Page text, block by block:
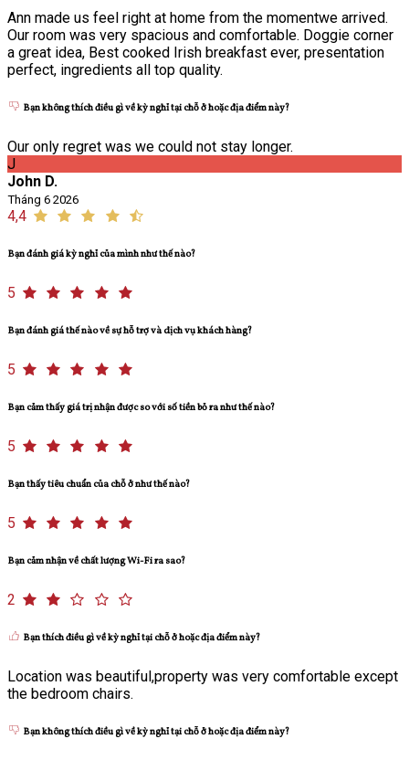
Ann made us feel right at home from the momentwe arrived.
Our room was very spacious and comfortable. Doggie corner
a great idea, Best cooked Irish breakfast ever, presentation
perfect, ingredients all top quality.
Bạn không thích điều gì về kỳ nghỉ tại chỗ ở hoặc địa điểm này?
Our only regret was we could not stay longer.
J
John D.
Tháng 6 2026
4,4
Bạn đánh giá kỳ nghỉ của mình như thế nào?
5
Bạn đánh giá thế nào về sự hỗ trợ và dịch vụ khách hàng?
5
Bạn cảm thấy giá trị nhận được so với số tiền bỏ ra như thế nào?
5
Bạn thấy tiêu chuẩn của chỗ ở như thế nào?
5
Bạn cảm nhận về chất lượng Wi-Fi ra sao?
2
Bạn thích điều gì về kỳ nghỉ tại chỗ ở hoặc địa điểm này?
Location was beautiful,property was very comfortable except
the bedroom chairs.
Bạn không thích điều gì về kỳ nghỉ tại chỗ ở hoặc địa điểm này?